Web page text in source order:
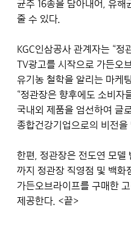
균주 16종을 담아내어, 유해
줄 수 있다.
KGC인삼공사 관계자는 “
TV광고를 시작으로 가든오
유기농 철학을 알리는 마케
“정관장은 향후에도 소비자
국내외 제품을 엄선하여 글
종합건강기업으로의 비전을
한편, 정관장은 전도연 모델
까지 정관장 직영점 및 백화
가든오브라이프를 구매한
제공한다. <끝>